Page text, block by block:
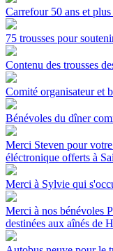
Carrefour 50 ans et
75 trousses pour
Contenu des trousses
Comité organisateur et
Bénévoles du dîner
Merci Steven pour
éléctronique offerts à
Merci à Sylvie qui
Merci à nos bénévoles
destinées aux aînés de